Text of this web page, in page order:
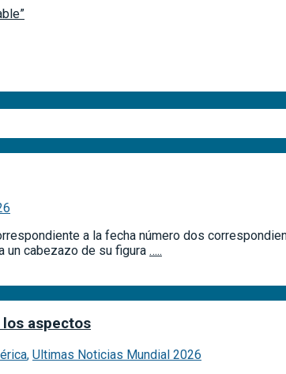
a la fecha número dos
un cabezazo de su figura …..
aspectos
, Ultimas Noticias Mundial 2026